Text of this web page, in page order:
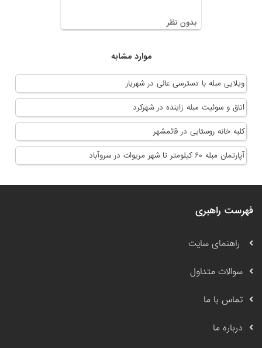
بدون نظر
موارد مشابه
ویلایی مبله با دسترسی عالی در شهریار
اتاق و سوئیت مبله زاینده در شهرکرد
کلبه خانه روستایی در قائمشهر
آپارتمان مبله ۶۰ کیلومتر تا شهر مریوات در سروآباد
فهرست راهبری
راهنمای سایت
سوالات متداول
تماس با ما
درباره ما